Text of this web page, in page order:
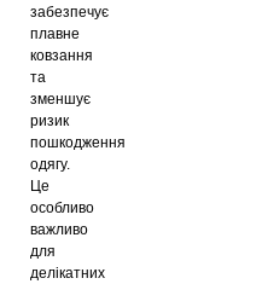
забезпечує
плавне
ковзання
та
зменшує
ризик
пошкодження
одягу.
Це
особливо
важливо
для
делікатних